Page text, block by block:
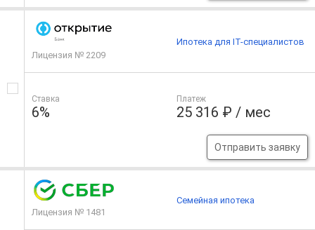
Лицензия № 2209
Ставка
6%
Платеж
25 316 ₽ / мес
Отправить заявку
Ипотека для IT-специалистов
Лицензия № 1481
Семейная ипотека